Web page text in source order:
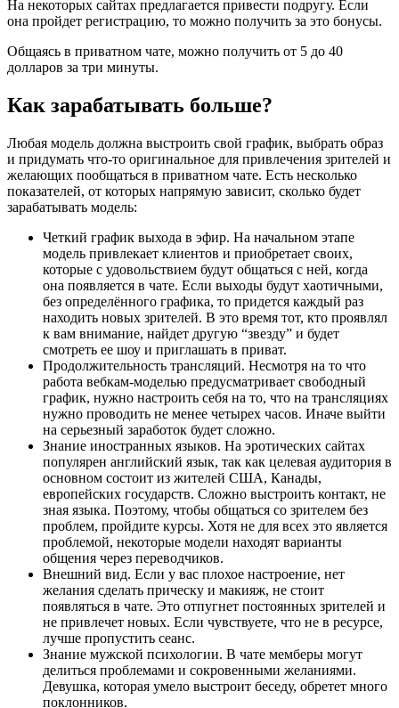
На некоторых сайтах предлагается привести подругу. Если
она пройдет регистрацию, то можно получить за это бонусы.
Общаясь в приватном чате, можно получить от 5 до 40
долларов за три минуты.
Как зарабатывать больше?
Любая модель должна выстроить свой график, выбрать образ
и придумать что-то оригинальное для привлечения зрителей и
желающих пообщаться в приватном чате. Есть несколько
показателей, от которых напрямую зависит, сколько будет
зарабатывать модель:
Четкий график выхода в эфир. На начальном этапе
модель привлекает клиентов и приобретает своих,
которые с удовольствием будут общаться с ней, когда
она появляется в чате. Если выходы будут хаотичными,
без определённого графика, то придется каждый раз
находить новых зрителей. В это время тот, кто проявлял
к вам внимание, найдет другую “звезду” и будет
смотреть ее шоу и приглашать в приват.
Продолжительность трансляций. Несмотря на то что
работа вебкам-моделью предусматривает свободный
график, нужно настроить себя на то, что на трансляциях
нужно проводить не менее четырех часов. Иначе выйти
на серьезный заработок будет сложно.
Знание иностранных языков. На эротических сайтах
популярен английский язык, так как целевая аудитория в
основном состоит из жителей США, Канады,
европейских государств. Сложно выстроить контакт, не
зная языка. Поэтому, чтобы общаться со зрителем без
проблем, пройдите курсы. Хотя не для всех это является
проблемой, некоторые модели находят варианты
общения через переводчиков.
Внешний вид. Если у вас плохое настроение, нет
желания сделать прическу и макияж, не стоит
появляться в чате. Это отпугнет постоянных зрителей и
не привлечет новых. Если чувствуете, что не в ресурсе,
лучше пропустить сеанс.
Знание мужской психологии. В чате мемберы могут
делиться проблемами и сокровенными желаниями.
Девушка, которая умело выстроит беседу, обретет много
поклонников.